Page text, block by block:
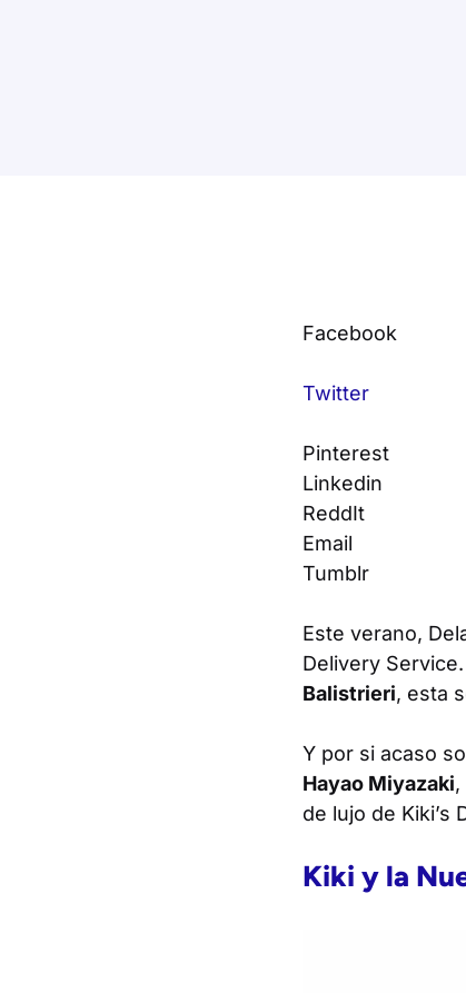
Facebook
Twitter
Pinterest
Linkedin
ReddIt
Email
Tumblr
Este verano,
Delivery Service
Balistrieri, esta
Y por si acaso
Hayao Miyazaki,
de lujo de Kiki’s
Kiki y la